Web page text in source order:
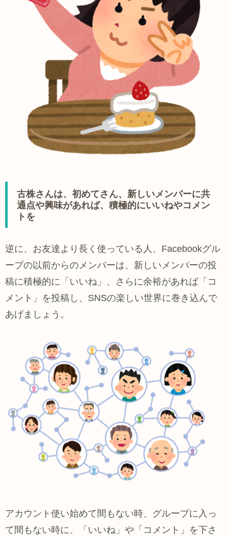
古株さんは、初めてさん、新しいメンバーに共
通点や興味があれば、積極的にいいねやコメン
トを
逆に、お友達より長く使っている人、Facebookグル
ープの以前からのメンバーは、新しいメンバーの投
稿に積極的に「いいね」、さらに余裕があれば「コ
メント」を投稿し、SNSの楽しい世界に巻き込んで
あげましょう。
アカウント使い始めて間もない時、グループに入っ
て間もない時に、「いいね」や「コメント」を下さ